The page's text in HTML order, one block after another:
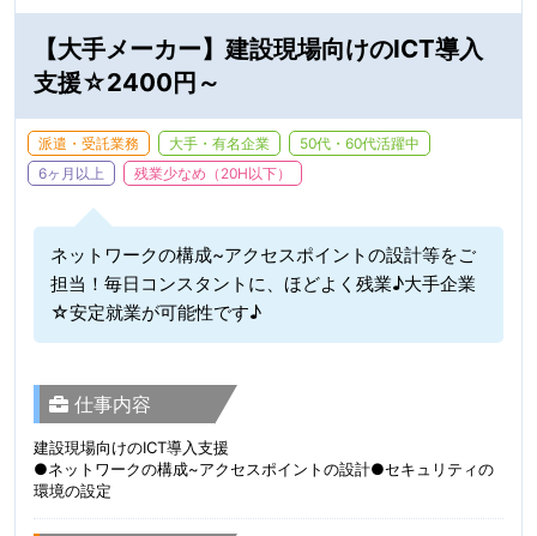
【大手メーカー】建設現場向けのICT導入
支援☆2400円～
派遣・受託業務 大手・有名企業
50代・60代活躍中
6ヶ月以上
残業少なめ（20H以下）
ネットワークの構成~アクセスポイントの設計等をご
担当！毎日コンスタントに、ほどよく残業♪大手企業
☆安定就業が可能性です♪
仕事内容
建設現場向けのICT導入支援
●ネットワークの構成~アクセスポイントの設計●セキュリティの
環境の設定